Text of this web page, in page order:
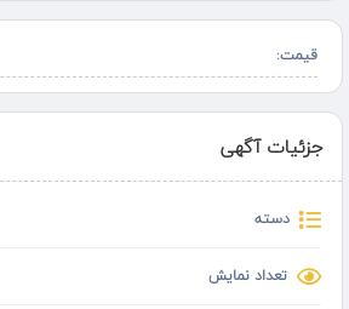
↓
↓↓
فروش فقط به صورت عمده میباشد دوست عزیز
ما تولید کننده هستیم تک فروش نیستیم .
توضیحات مربوط به عکس داخل آگهی
قیمت ها واقعی میباشد مشاهده کنید سپس
خرید خود را با خیال راحت انجام دهید
قیمت:
جزئیات آگهی
دسته
تعداد نمایش